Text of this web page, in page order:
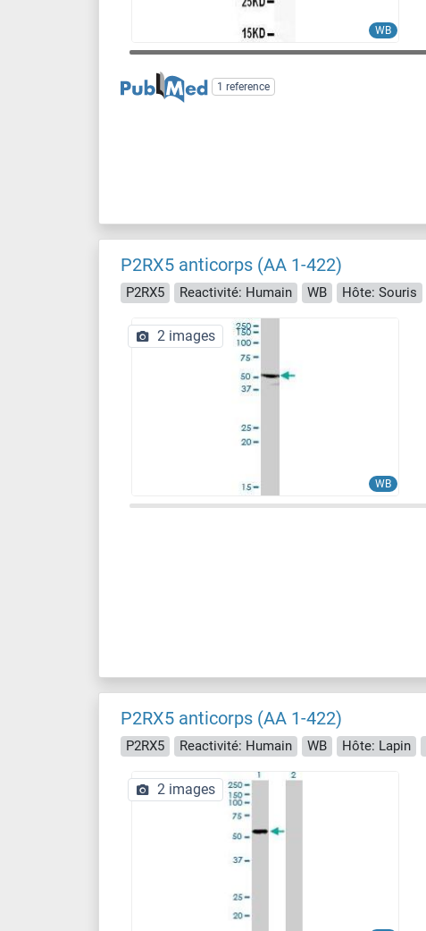
WB
1 reference
P2RX5 anticorps (AA 1-422)
P2RX5 Reactivité: Humain WB Hôte: Souris
WB
2 images
P2RX5 anticorps (AA 1-422)
P2RX5 Reactivité: Humain WB Hôte: Lapin
2 images